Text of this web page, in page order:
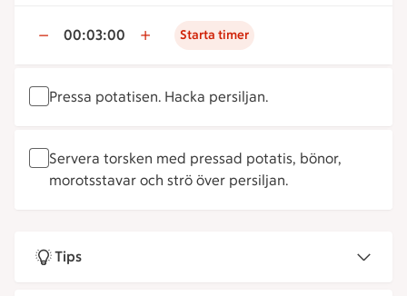
00:03:00 Starta timer
Pressa potatisen. Hacka persiljan.
Servera torsken med pressad potatis, bönor,
morotsstavar och strö över persiljan.
Tips